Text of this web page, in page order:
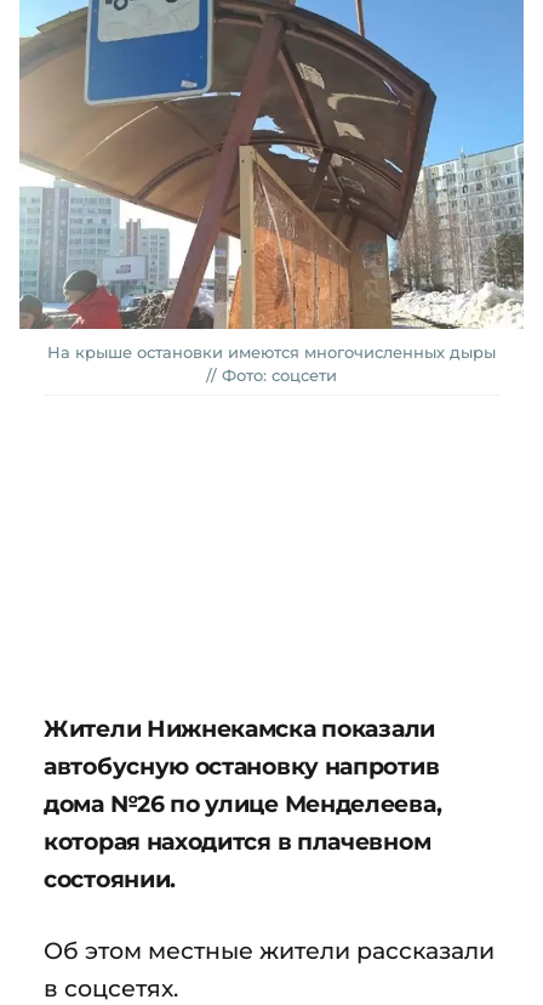
На крыше остановки имеются многочисленных дыры
// Фото: соцсети
Жители Нижнекамска показали
автобусную остановку напротив
дома №26 по улице Менделеева,
которая находится в плачевном
состоянии.
Об этом местные жители рассказали
в соцсетях.